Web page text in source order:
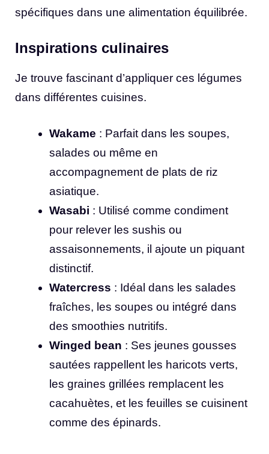
spécifiques dans une alimentation équilibrée.
Inspirations culinaires
Je trouve fascinant d’appliquer ces légumes
dans différentes cuisines.
Wakame : Parfait dans les soupes,
salades ou même en
accompagnement de plats de riz
asiatique.
Wasabi : Utilisé comme condiment
pour relever les sushis ou
assaisonnements, il ajoute un piquant
distinctif.
Watercress : Idéal dans les salades
fraîches, les soupes ou intégré dans
des smoothies nutritifs.
Winged bean : Ses jeunes gousses
sautées rappellent les haricots verts,
les graines grillées remplacent les
cacahuètes, et les feuilles se cuisinent
comme des épinards.